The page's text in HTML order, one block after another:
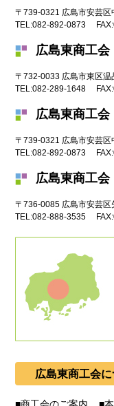
〒739-0321 広島市安芸区
TEL:082-892-0873 FAX:
広島東商工会
〒732-0033 広島市東区温
TEL:082-289-1648 FAX:
広島東商工会
〒739-0321 広島市安芸区
TEL:082-892-0873 FAX:
広島東商工会
〒736-0085 広島市安芸区
TEL:082-888-3535 FAX:
広島東商工会